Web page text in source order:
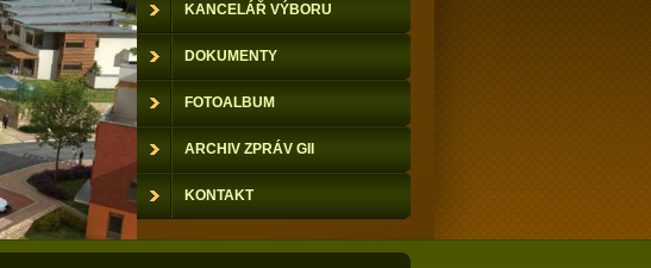
KANCELÁŘ VÝBORU
DOKUMENTY
FOTOALBUM
ARCHIV ZPRÁV GII
KONTAKT